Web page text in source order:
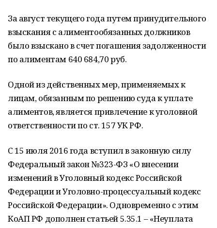
За август текущего года путем принудительного
взыскания с алиментообязанных должников
было взыскано в счет погашения задолженности
по алиментам 640 684,70 руб.
Одной из действенных мер, применяемых к
лицам, обязанным по решению суда к уплате
алиментов, является привлечение к уголовной
ответственности по ст. 157 УК РФ.
С 15 июля 2016 года вступил в законную силу
Федеральный закон №323-ФЗ «О внесении
изменений в Уголовный кодекс Российской
Федерации и Уголовно-процессуальный кодекс
Российской Федерации». Одновременно с этим
КоАП РФ дополнен статьей 5.35.1 – «Неуплата